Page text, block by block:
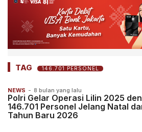
TAG 146.701 PERSONEL
NEWS - 8 bulan yang lalu
Polri Gelar Operasi Lilin 2025
146.701 Personel Jelang Natal
Tahun Baru 2026